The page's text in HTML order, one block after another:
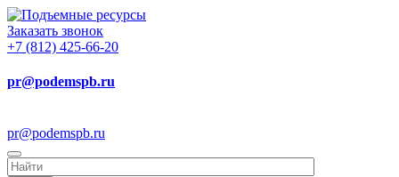
Заказать звонок
+7 (812) 425-66-20
pr@podemspb.ru
pr@podemspb.ru